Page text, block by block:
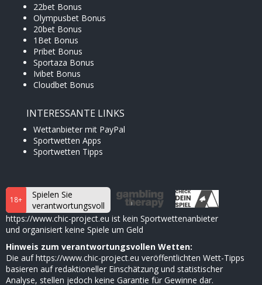
22bet Bonus
Olympusbet Bonus
20bet Bonus
1Bet Bonus
Pribet Bonus
Sportaza Bonus
Ivibet Bonus
Cloudbet Bonus
INTERESSANTE LINKS
Wettanbieter mit PayPal
Sportwetten Apps
Sportwetten Tipps
18+
Spielen Sie
verantwortungsvoll
https://www.chic-project.eu ist kein Sportwettenanbieter
und organisiert keine Spiele um Geld
Hinweis zum verantwortungsvollen Wetten:
Die auf https://www.chic-project.eu veröffentlichten Wett-Tipps
basieren auf redaktioneller Einschätzung und statistischer
Analyse, stellen jedoch keine Garantie für Gewinne dar.